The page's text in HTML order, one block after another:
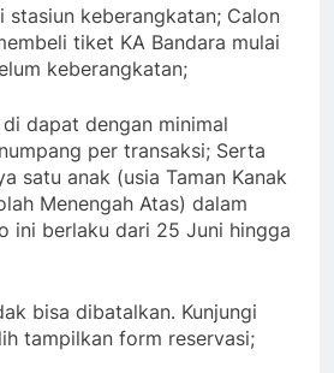
stasiun keberangkatan; Calon
tiket KA Bandara mulai
keberangkatan;
dapat dengan minimal
per transaksi; Serta
satu anak (usia Taman Kanak
Menengah Atas) dalam
ini berlaku dari 25 Juni hingga
bisa dibatalkan. Kunjungi
tampilkan form reservasi;